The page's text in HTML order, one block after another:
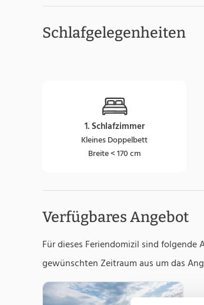
Schlafgelegenheiten
1. Schlafzimmer
Kleines Doppelbett
Breite < 170 cm
Verfügbares Angebot
Für dieses Feriendomizil sind
gewünschten Zeitraum aus um das